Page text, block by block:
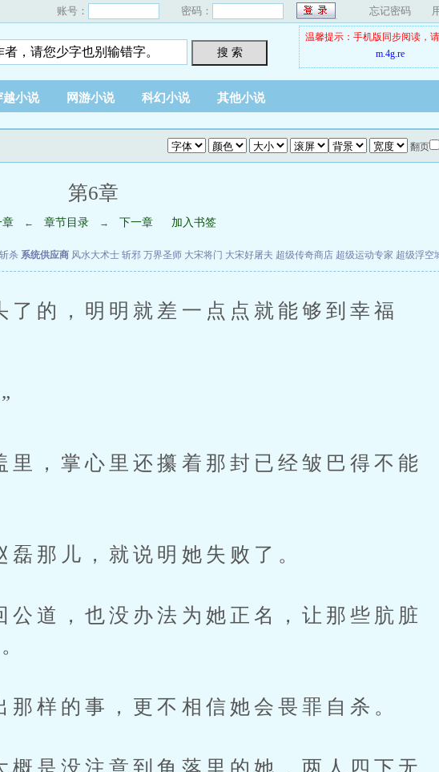
账号： 密码： 忘记密码
搜 索
温馨提示：手机版同步阅读，
m.4g.re
越小说 网游小说 科幻小说 其他小说
翻页
第6章
章 ← 章节目录 → 下一章 加入书签
斩杀 系统供应商 风水大术士 斩邪 万界圣师 大宋将门 大宋好屠夫 超级传奇商店 超级运动专家 超级浮空
的，明明就差一点点就能够到幸福
，掌心里还攥着那封已经皱巴得不能
那儿，就说明她失败了。
道，也没办法为她正名，让那些肮脏
样的事，更不相信她会畏罪自杀。
是没注意到角落里的她，两人四下无